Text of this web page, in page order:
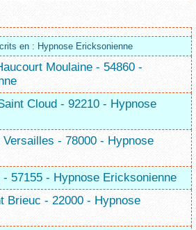
en : Hypnose Ericksonienne
Moulaine - 54860 -
Cloud - 92210 - Hypnose
- 78000 - Hypnose
57155 - Hypnose Ericksonienne
Brieuc - 22000 - Hypnose